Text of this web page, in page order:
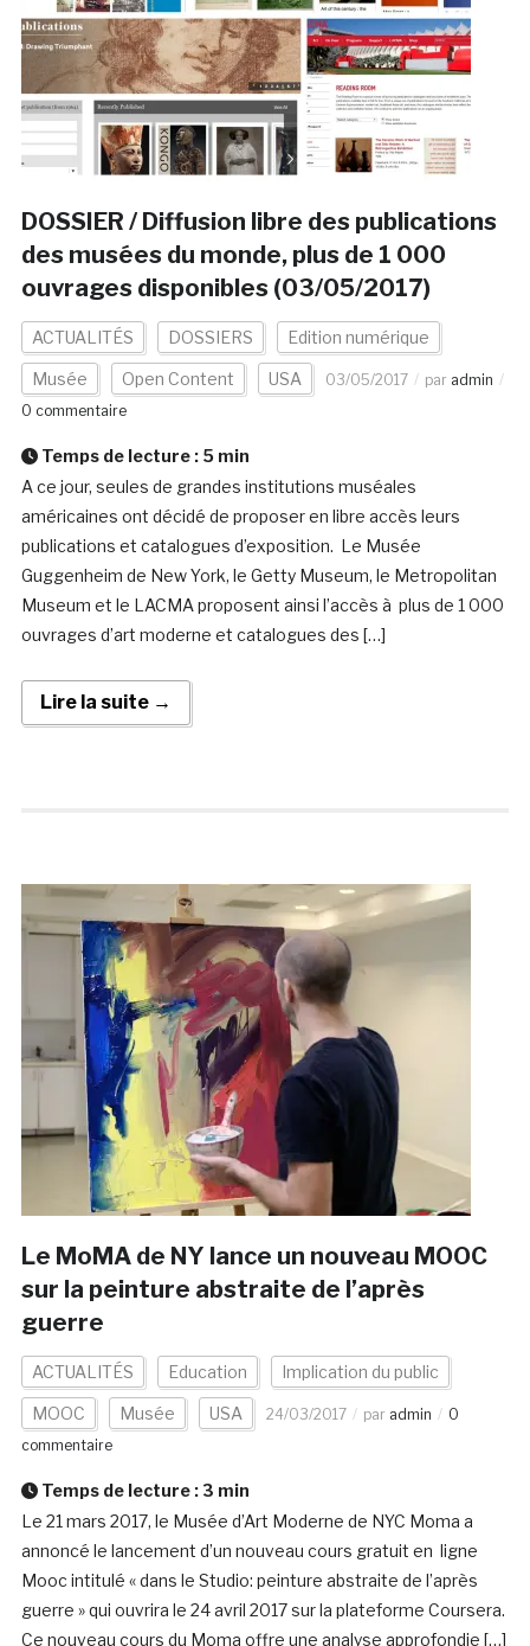
DOSSIER / Diffusion libre des publications
des musées du monde, plus de 1 000
ouvrages disponibles (03/05/2017)
ACTUALITÉS DOSSIERS Edition numérique
Musée Open Content USA 03/05/2017 par admin
0 commentaire
Temps de lecture : 5 min
A ce jour, seules de grandes institutions muséales
américaines ont décidé de proposer en libre accès leurs
publications et catalogues d’exposition. Le Musée
Guggenheim de New York, le Getty Museum, le Metropolitan
Museum et le LACMA proposent ainsi l’accès à plus de 1 000
ouvrages d’art moderne et catalogues des […]
Lire la suite →
Le MoMA de NY lance un nouveau MOOC
sur la peinture abstraite de l’après
guerre
ACTUALITÉS Education Implication du public
MOOC Musée USA 24/03/2017 par admin
0
commentaire
Temps de lecture : 3 min
Le 21 mars 2017, le Musée d’Art Moderne de NYC Moma a
annoncé le lancement d’un nouveau cours gratuit en ligne
Mooc intitulé « dans le Studio: peinture abstraite de l’après
guerre » qui ouvrira le 24 avril 2017 sur la plateforme Coursera.
Ce nouveau cours du Moma offre une analyse approfondie […]